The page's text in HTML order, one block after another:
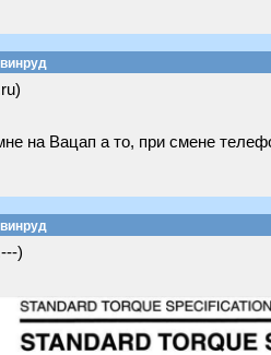
на Вацап а то, при смене
)